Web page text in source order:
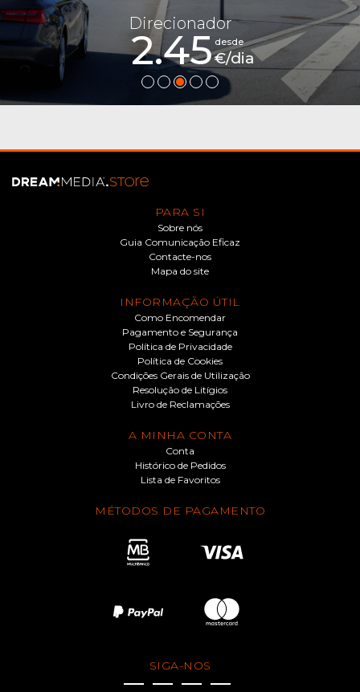
Direcionador
2.45 desde
€/dia
PARA SI
Sobre nós
Guia Comunicação Eficaz
Contacte-nos
Mapa do site
INFORMAÇÃO ÚTIL
Como Encomendar
Pagamento e Segurança
Política de Privacidade
Política de Cookies
Condições Gerais de Utilização
Resolução de Litígios
Livro de Reclamações
A MINHA CONTA
Conta
Histórico de Pedidos
Lista de Favoritos
MÉTODOS DE PAGAMENTO
SIGA-NOS